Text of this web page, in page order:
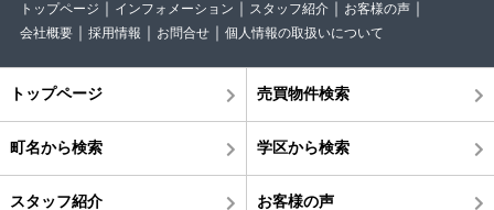
トップページ インフォメーション スタッフ紹介
お客様の声
会社概要
採用情報 お問合せ 個人情報の取扱いについて
トップページ 売買物件検索
町名から検索 学区から検索
スタッフ紹介 お客様の声